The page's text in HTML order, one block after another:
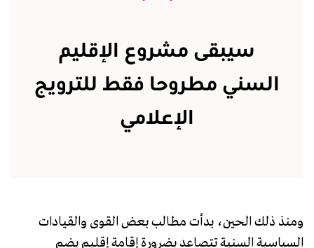
سيبقى مشروع الإقليم
السني مطروحا فقط للترويج
الإعلامي
ومنذ ذلك الحين، بدأت مطالب بعض القوى والقيادات
السياسية السنية تتصاعد بضرورة إقامة إقليم يضم